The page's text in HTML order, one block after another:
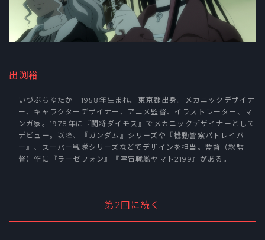
出渕裕
いづぶちゆたか 1958年生まれ。東京都出身。メカニックデザイナ
ー、キャラクターデザイナー、アニメ監督、イラストレーター、マ
ンガ家。1978年に『闘将ダイモス』でメカニックデザイナーとして
デビュー。以降、『ガンダム』シリーズや『機動警察パトレイバ
ー』、スーパー戦隊シリーズなどでデザインを担当。監督（総監
督）作に『ラーゼフォン』『宇宙戦艦ヤマト2199』がある。
第2回に続く